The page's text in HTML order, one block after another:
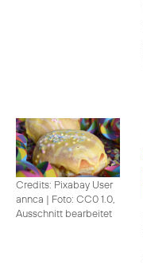
Credits: Pixabay User
annca | Foto: CC0 1.0,
Ausschnitt bearbeitet